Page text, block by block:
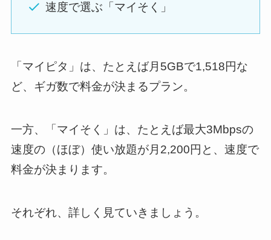
速度で選ぶ「マイそく」
「マイピタ」は、たとえば月5GBで1,518円な
ど、ギガ数で料金が決まるプラン。
一方、「マイそく」は、たとえば最大3Mbpsの
速度の（ほぼ）使い放題が月2,200円と、速度で
料金が決まります。
それぞれ、詳しく見ていきましょう。